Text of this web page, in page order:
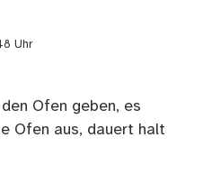
Uhr
Ofen geben, es
Ofen aus, dauert halt